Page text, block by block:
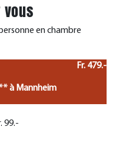
en chambre
Fr. 479.-
à Mannheim
99.-